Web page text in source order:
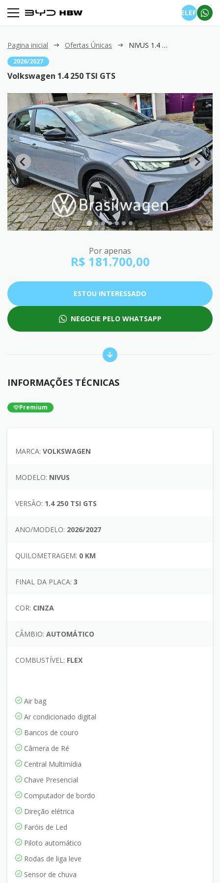
TELEFONE
Pagina inicial Ofertas Únicas NIVUS 1.4 250 TSI GTS
2026/2027
Volkswagen 1.4 250 TSI GTS
Por apenas
R$ 181.700,00
ESTOU INTERESSADO
NEGOCIE PELO WHATSAPP
INFORMAÇÕES TÉCNICAS
Premium
MARCA: VOLKSWAGEN
MODELO: NIVUS
VERSÃO: 1.4 250 TSI GTS
ANO/MODELO: 2026/2027
QUILOMETRAGEM: 0 KM
FINAL DA PLACA: 3
COR: CINZA
CÂMBIO: AUTOMÁTICO
COMBUSTÍVEL: FLEX
Air bag
Ar condicionado digital
Bancos de couro
Câmera de Ré
Central Multimídia
Chave Presencial
Computador de bordo
Direção elétrica
Faróis de Led
Piloto automático
Rodas de liga leve
Sensor de chuva